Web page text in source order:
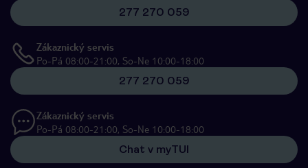
277 270 059
Zákaznický servis
Po-Pá 08:00-21:00, So-Ne 10:00-18:00
277 270 059
Zákaznický servis
Po-Pá 08:00-21:00, So-Ne 10:00-18:00
Chat v myTUI